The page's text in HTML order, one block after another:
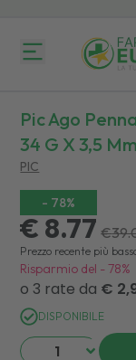
Pic Ago
34 G X 3,5
PIC
- 78%
€ 8.77 €
Prezzo recente più
Risparmio del -78%
DISPONIBILE